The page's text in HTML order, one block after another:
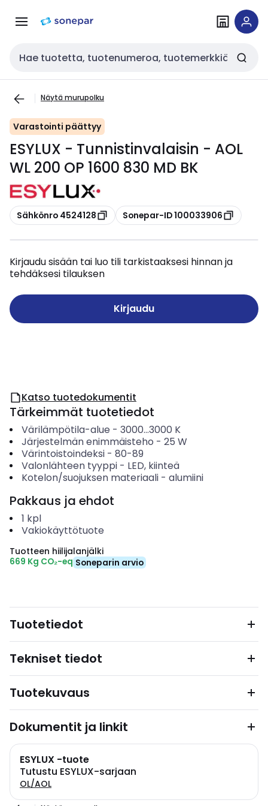
navigointiinsisältöön
Haku
Näytä murupolku
Varastointi päättyy
ESYLUX - Tunnistinvalaisin - AOL
WL 200 OP 1600 830 MD BK
Kopioi
Sähkönro 4524128 Kopioi
Sonepar-ID 100033906
Kirjaudu sisään tai luo tili tarkistaaksesi hinnan ja
tehdäksesi tilauksen
Kirjaudu
Katso tuotedokumentit
Tärkeimmät tuotetiedot
Värilämpötila-alue - 3000...3000 K
Järjestelmän enimmäisteho - 25 W
Värintoistoindeksi- 80-89
Valonlähteen tyyppi- LED, kiinteä
Kotelon/suojuksen materiaali- alumiini
Pakkaus ja ehdot
1 kpl
Vakiokäyttötuote
Tuotteen hiilijalanjälki
669 Kg CO₂-eq Soneparin arvio
Tuotetiedot
Tekniset tiedot
Tuotekuvaus
Dokumentit ja linkit
ESYLUX -tuote
Tutustu ESYLUX-sarjaan
OL/AOL